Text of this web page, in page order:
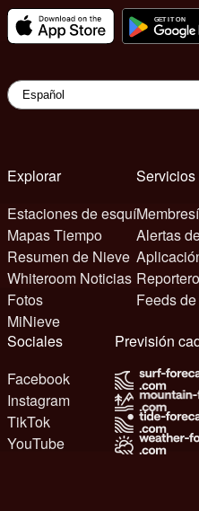
Explorar
Estaciones de esquí
Mapas Tiempo
Resumen de Nieve
Whiteroom Noticias
Fotos
MiNieve
Servicios
Alertas
Feeds
Sociales
Facebook
Instagram
TikTok
YouTube
Previsión